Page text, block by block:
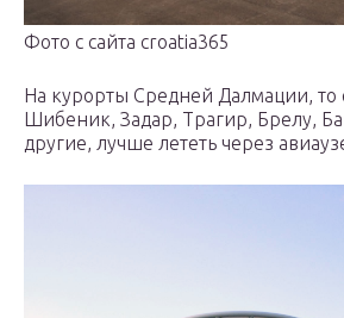
Фото с сайта croatia365
На курорты Средней Далмации, то
Шибеник, Задар, Трагир, Брелу,
другие, лучше лететь через